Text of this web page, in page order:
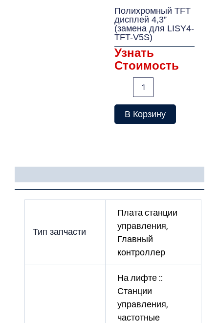
Полихромный TFT
дисплей 4,3”
(замена для LISY4-
TFT-V5S)
Узнать
Стоимость
TFT
дисплей
В Корзину
Тип запчасти
Плата станции
управления,
Главный
контроллер
На лифте ::
Станции
управления,
частотные